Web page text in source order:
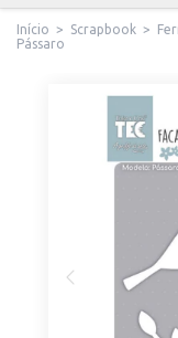
Início > Scrapbook >
Pássaro